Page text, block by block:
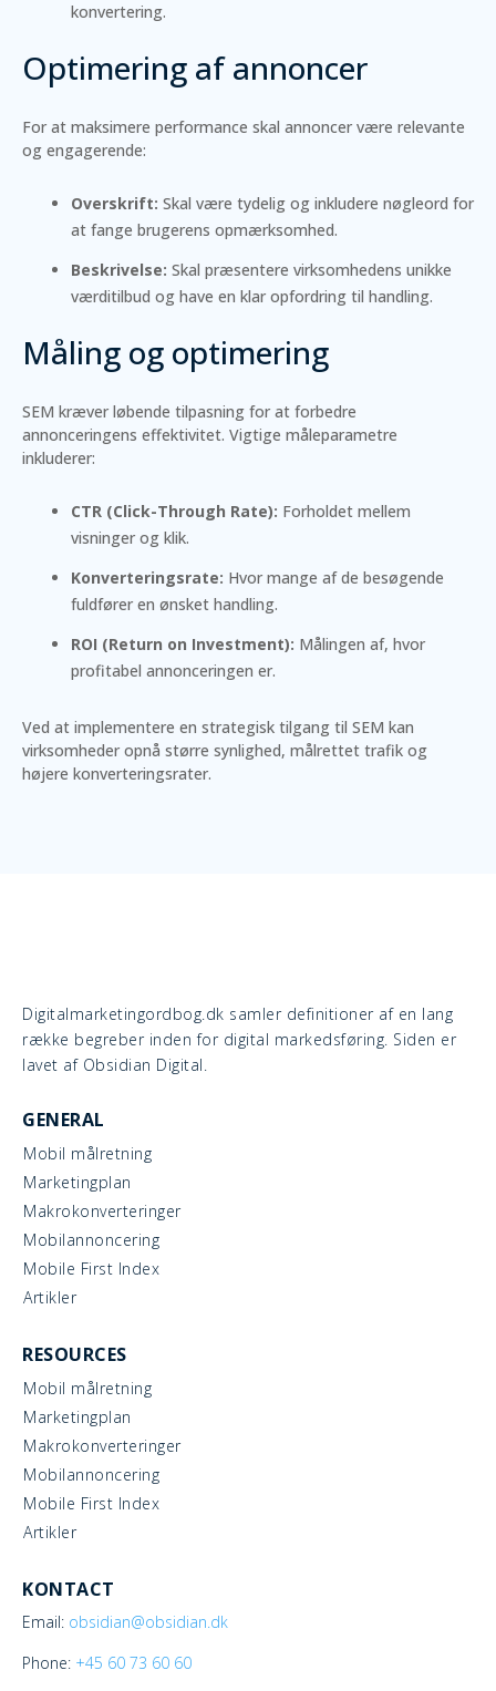
konvertering.
Optimering af annoncer
For at maksimere performance skal annoncer være relevante
og engagerende:
Overskrift: Skal være tydelig og inkludere nøgleord for
at fange brugerens opmærksomhed.
Beskrivelse: Skal præsentere virksomhedens unikke
værditilbud og have en klar opfordring til handling.
Måling og optimering
SEM kræver løbende tilpasning for at forbedre
annonceringens effektivitet. Vigtige måleparametre
inkluderer:
CTR (Click-Through Rate): Forholdet mellem
visninger og klik.
Konverteringsrate: Hvor mange af de besøgende
fuldfører en ønsket handling.
ROI (Return on Investment): Målingen af, hvor
profitabel annonceringen er.
Ved at implementere en strategisk tilgang til SEM kan
virksomheder opnå større synlighed, målrettet trafik og
højere konverteringsrater.
Digitalmarketingordbog.dk samler definitioner af en lang
række begreber inden for digital markedsføring. Siden er
lavet af Obsidian Digital.
GENERAL
Mobil målretning
Marketingplan
Makrokonverteringer
Mobilannoncering
Mobile First Index
Artikler
RESOURCES
Mobil målretning
Marketingplan
Makrokonverteringer
Mobilannoncering
Mobile First Index
Artikler
KONTACT
Email: obsidian@obsidian.dk
Phone: +45 60 73 60 60